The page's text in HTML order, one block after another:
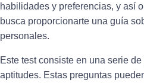
habilidades y preferencias, y así
busca proporcionarte una guía
personales.
Este test consiste en una serie de
aptitudes. Estas preguntas